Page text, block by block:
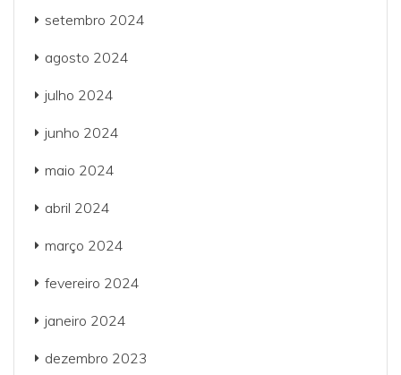
setembro 2024
agosto 2024
julho 2024
junho 2024
maio 2024
abril 2024
março 2024
fevereiro 2024
janeiro 2024
dezembro 2023